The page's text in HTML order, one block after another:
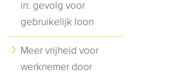
in: gevolg voor
gebruikelijk loon
Meer vrijheid voor
werknemer door